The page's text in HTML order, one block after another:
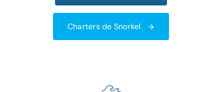
Charters de Snorkel